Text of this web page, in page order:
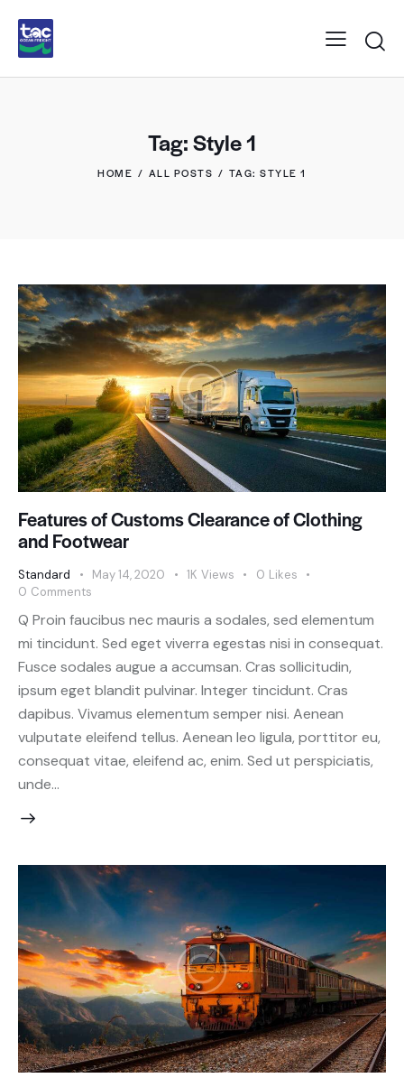
Tag: Style 1
HOME ALL POSTS TAG: STYLE 1
Features of Customs Clearance of Clothing
and Footwear
Standard May 14, 2020 1K Views 0 Likes
0 Comments
Q Proin faucibus nec mauris a sodales, sed elementum
mi tincidunt. Sed eget viverra egestas nisi in consequat.
Fusce sodales augue a accumsan. Cras sollicitudin,
ipsum eget blandit pulvinar. Integer tincidunt. Cras
dapibus. Vivamus elementum semper nisi. Aenean
vulputate eleifend tellus. Aenean leo ligula, porttitor eu,
consequat vitae, eleifend ac, enim. Sed ut perspiciatis,
unde…